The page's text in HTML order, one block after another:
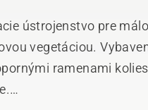
ústrojenstvo pre
vegetáciou.
ramenami